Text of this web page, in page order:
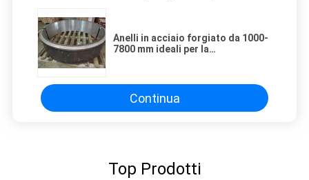
Anelli in acciaio forgiato da 1000-
7800 mm ideali per la
perforazione e di macchinari
pesanti
Continua
Top Prodotti